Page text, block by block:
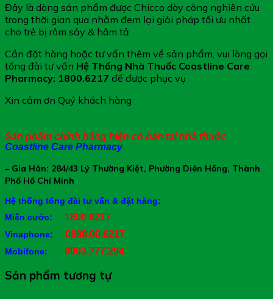
Đây là dòng sản phẩm được Chicco dày công nghiên cứu
trong thời gian qua nhằm đem lại giải pháp tối ưu nhất
cho trẻ bị rôm sảy & hâm tả
Cần đặt hàng hoặc tư vấn thêm về sản phẩm, vui lòng gọi
tổng đài tư vấn Hệ Thống Nhà Thuốc Coastline Care
Pharmacy: 1800.6217 để được phục vụ
Xin cảm ơn Quý khách hàng
Sản phẩm chính hãng hiện có bán tại nhà thuốc
Coastline Care Pharmacy
– Gia Hân: 284/43 Lý Thường Kiệt, Phường Diên Hồng, Thành
Phố Hồ Chí Minh
Hệ thống tổng đài tư vấn & đặt hàng:
Miễn cước: 1800.6217
Vinaphone: 0888.00.6217
Mobifone: 0903.777.294
Sản phẩm tương tự